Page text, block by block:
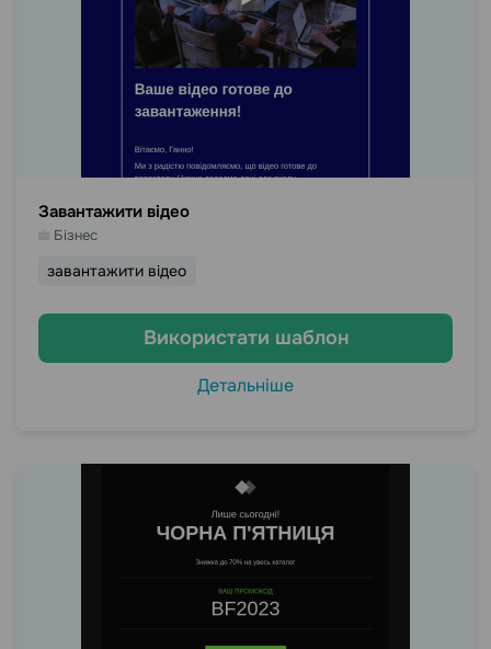
Завантажити відео
Бізнес
завантажити відео
Використати шаблон
Детальніше